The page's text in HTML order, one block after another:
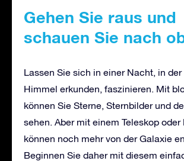
Gehen Sie raus und
schauen Sie nach
Lassen Sie sich in einer Nacht, in der
Himmel erkunden, faszinieren. Mit
können Sie Sterne, Sternbilder und
sehen. Aber mit einem Teleskop oder
können noch mehr von der Galaxie
Beginnen Sie daher mit diesem